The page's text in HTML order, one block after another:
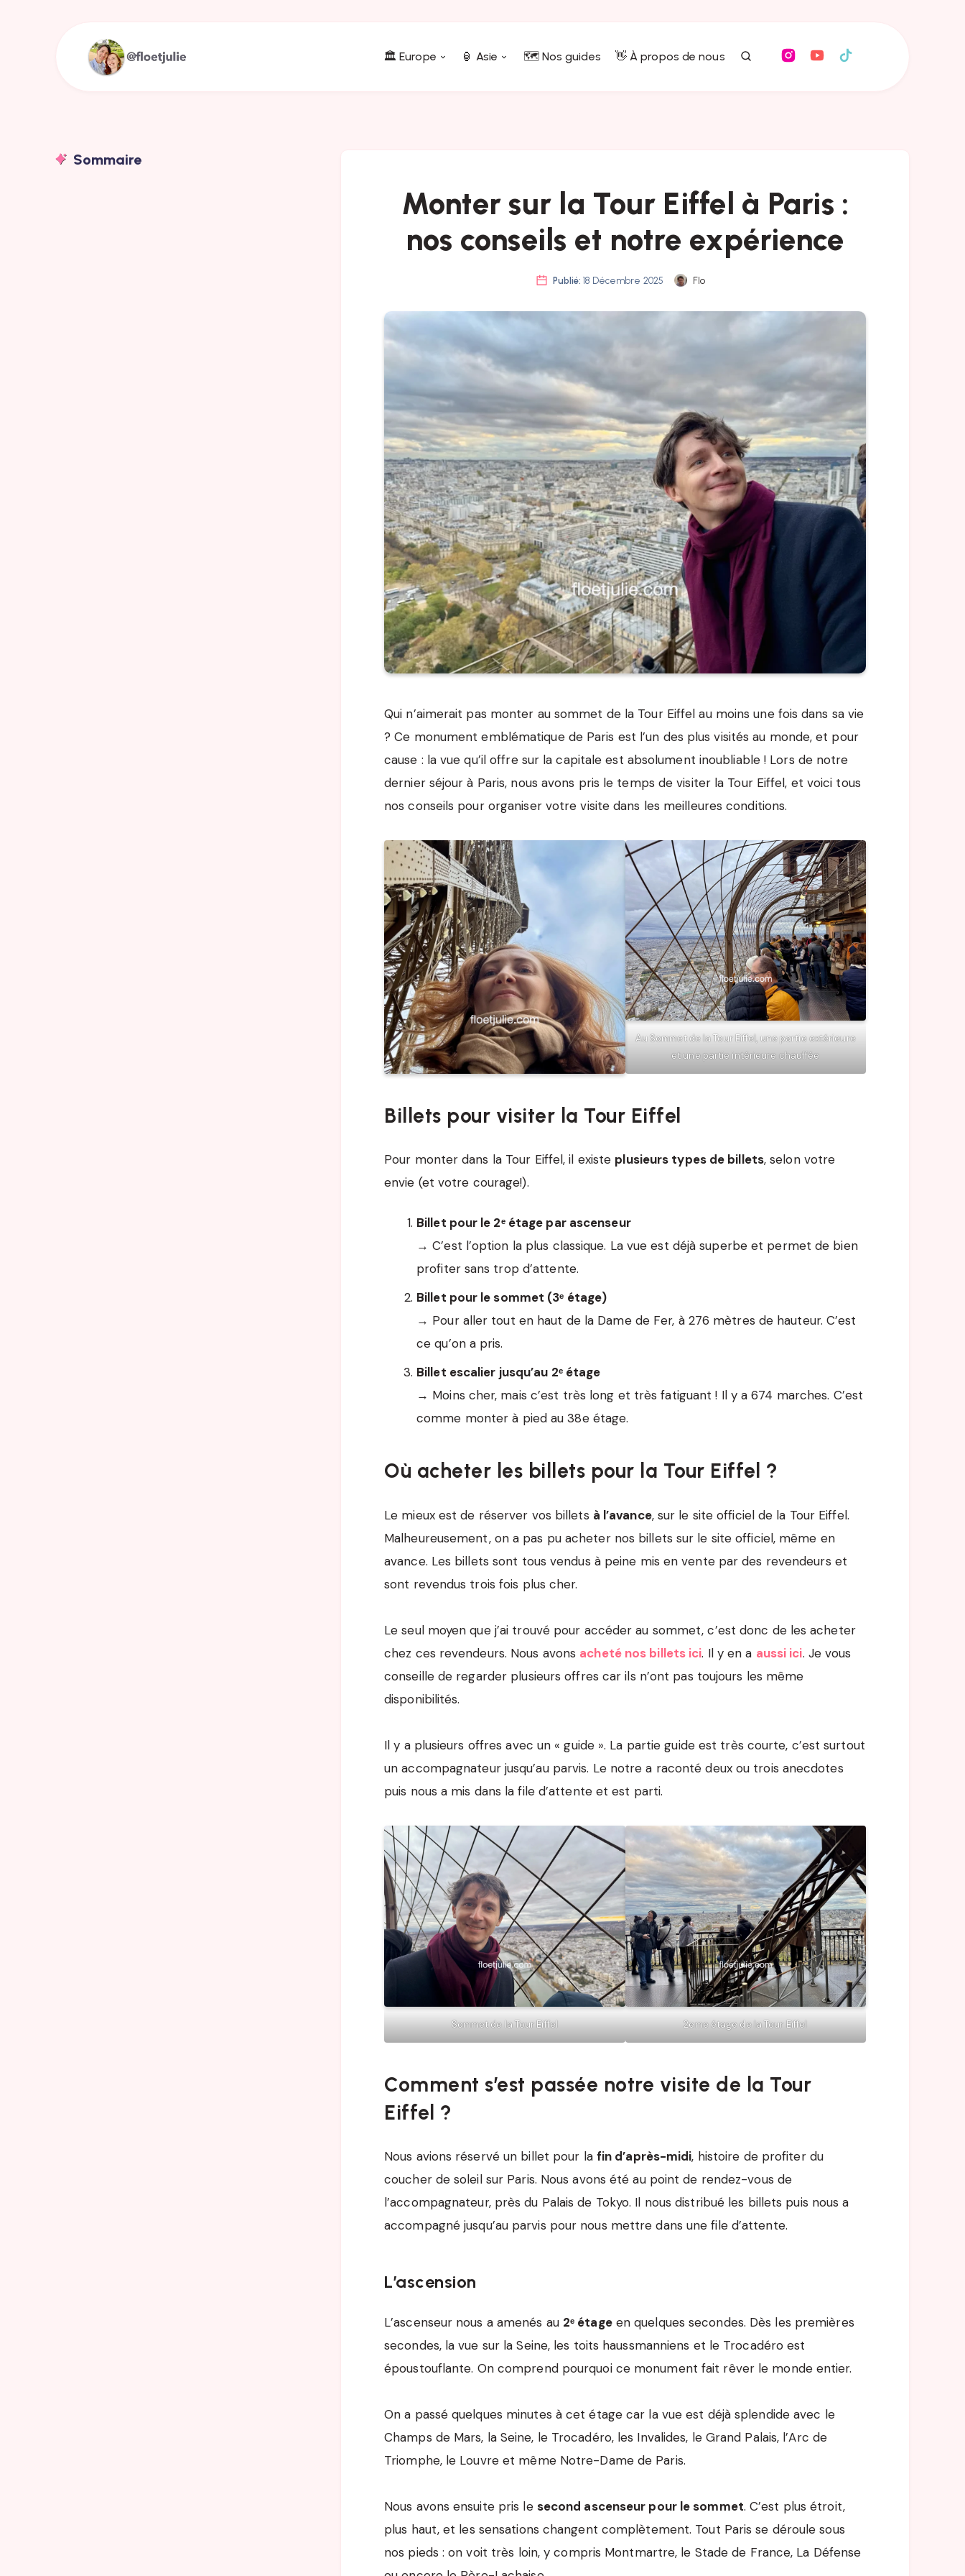
🏛️ Europe 🏮 Asie 🗺️ Nos guides 👋 À propos de nous
Monter sur la Tour Eiffel à Paris :
nos conseils et notre expérience
Publié: 18 Décembre 2025 Flo
Qui n’aimerait pas monter au sommet de la Tour Eiffel au moins une fois dans sa vie
? Ce monument emblématique de Paris est l’un des plus visités au monde, et pour
cause : la vue qu’il offre sur la capitale est absolument inoubliable ! Lors de notre
dernier séjour à Paris, nous avons pris le temps de visiter la Tour Eiffel, et voici tous
nos conseils pour organiser votre visite dans les meilleures conditions.
Au Sommet de la Tour Eiffel, une partie extérieure
et une partie intérieure chauffée
Billets pour visiter la Tour Eiffel
Pour monter dans la Tour Eiffel, il existe plusieurs types de billets, selon votre
envie (et votre courage!).
Billet pour le 2ᵉ étage par ascenseur
→ C’est l’option la plus classique. La vue est déjà superbe et permet de bien
profiter sans trop d’attente.
Billet pour le sommet (3ᵉ étage)
→ Pour aller tout en haut de la Dame de Fer, à 276 mètres de hauteur. C’est
ce qu’on a pris.
Billet escalier jusqu’au 2ᵉ étage
→ Moins cher, mais c’est très long et très fatiguant ! Il y a 674 marches. C’est
comme monter à pied au 38e étage.
Où acheter les billets pour la Tour Eiffel ?
Le mieux est de réserver vos billets à l’avance, sur le site officiel de la Tour Eiffel.
Malheureusement, on a pas pu acheter nos billets sur le site officiel, même en
avance. Les billets sont tous vendus à peine mis en vente par des revendeurs et
sont revendus trois fois plus cher.
Le seul moyen que j’ai trouvé pour accéder au sommet, c’est donc de les acheter
chez ces revendeurs. Nous avons acheté nos billets ici. Il y en a aussi ici. Je vous
conseille de regarder plusieurs offres car ils n’ont pas toujours les même
disponibilités.
Il y a plusieurs offres avec un « guide ». La partie guide est très courte, c’est surtout
un accompagnateur jusqu’au parvis. Le notre a raconté deux ou trois anecdotes
puis nous a mis dans la file d’attente et est parti.
Sommet de la Tour Eiffel 2eme étage de la Tour Eiffel
Comment s’est passée notre visite de la Tour
Eiffel ?
Nous avions réservé un billet pour la fin d’après-midi, histoire de profiter du
coucher de soleil sur Paris. Nous avons été au point de rendez-vous de
l’accompagnateur, près du Palais de Tokyo. Il nous distribué les billets puis nous a
accompagné jusqu’au parvis pour nous mettre dans une file d’attente.
L’ascension
L’ascenseur nous a amenés au 2ᵉ étageen quelques secondes. Dès les premières
secondes, la vue sur la Seine, les toits haussmanniens et le Trocadéro est
époustouflante. On comprend pourquoi ce monument fait rêver le monde entier.
On a passé quelques minutes à cet étage car la vue est déjà splendide avec le
Champs de Mars, la Seine, le Trocadéro, les Invalides, le Grand Palais, l’Arc de
Triomphe, le Louvre et même Notre-Dame de Paris.
Nous avons ensuite pris le second ascenseur pour le sommet. C’est plus étroit,
plus haut, et les sensations changent complètement. Tout Paris se déroule sous
nos pieds : on voit très loin, y compris Montmartre, le Stade de France, La Défense
Sommaire